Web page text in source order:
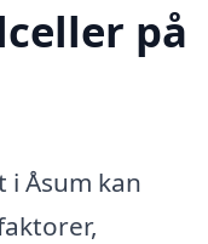
på
i Åsum kan